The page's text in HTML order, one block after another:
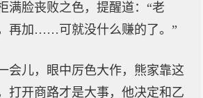
满脸丧败之色，提醒道：“老
再加……可就没什么赚的了。”
会儿，眼中厉色大作，熊家靠这
打开商路才是大事，他决定和乙